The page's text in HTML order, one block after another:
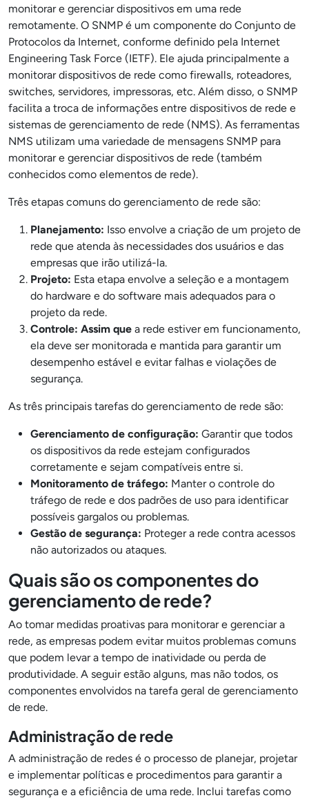
monitorar e gerenciar dispositivos em uma rede
remotamente. O SNMP é um componente do Conjunto de
Protocolos da Internet, conforme definido pela Internet
Engineering Task Force (IETF). Ele ajuda principalmente a
monitorar dispositivos de rede como firewalls, roteadores,
switches, servidores, impressoras, etc. Além disso, o SNMP
facilita a troca de informações entre dispositivos de rede e
sistemas de gerenciamento de rede (NMS). As ferramentas
NMS utilizam uma variedade de mensagens SNMP para
monitorar e gerenciar dispositivos de rede (também
conhecidos como elementos de rede).
Três etapas comuns do gerenciamento de rede são:
Planejamento: Isso envolve a criação de um projeto de
rede que atenda às necessidades dos usuários e das
empresas que irão utilizá-la.
Projeto: Esta etapa envolve a seleção e a montagem
do hardware e do software mais adequados para o
projeto da rede.
Controle: Assim que a rede estiver em funcionamento,
ela deve ser monitorada e mantida para garantir um
desempenho estável e evitar falhas e violações de
segurança.
As três principais tarefas do gerenciamento de rede são:
Gerenciamento de configuração: Garantir que todos
os dispositivos da rede estejam configurados
corretamente e sejam compatíveis entre si.
Monitoramento de tráfego: Manter o controle do
tráfego de rede e dos padrões de uso para identificar
possíveis gargalos ou problemas.
Gestão de segurança: Proteger a rede contra acessos
não autorizados ou ataques.
Quais são os componentes do
gerenciamento de rede?
Ao tomar medidas proativas para monitorar e gerenciar a
rede, as empresas podem evitar muitos problemas comuns
que podem levar a tempo de inatividade ou perda de
produtividade. A seguir estão alguns, mas não todos, os
componentes envolvidos na tarefa geral de gerenciamento
de rede.
Administração de rede
A administração de redes é o processo de planejar, projetar
e implementar políticas e procedimentos para garantir a
segurança e a eficiência de uma rede. Inclui tarefas como